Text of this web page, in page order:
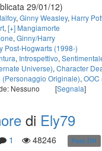
29/01/12)
, Ginny Weasley, Harry
, [+] Mangiamorte
, Ginny/Harry
Post-Hogwarts (1998-)
, Introspettivo,
Universe), Character
(Personaggio Originale), OOC
Nessuno [Segnala]
di Ely79
1 48246 Post-DH